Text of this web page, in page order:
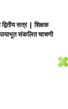
सत्र | शिक्षक
पायाभूत संकलित चाचणी